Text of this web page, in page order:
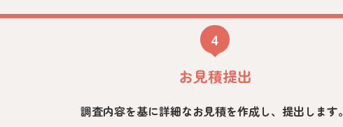
4
お見積提出
調査内容を基に詳細なお見積を作成し、提出します。